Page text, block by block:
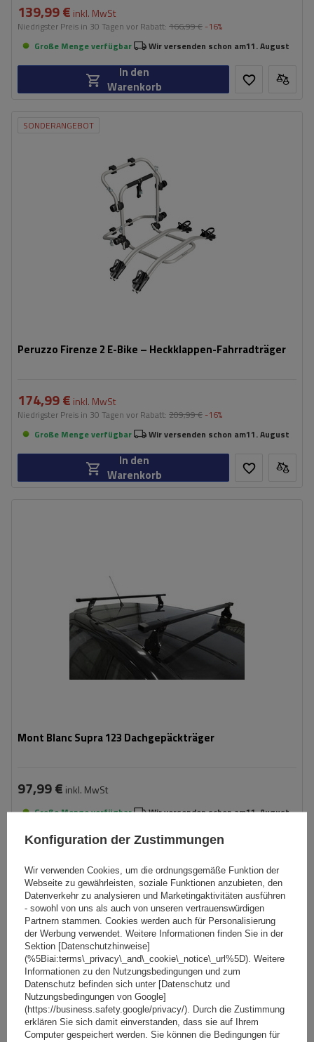
139,99 € inkl. MwSt
Niedrigster Preis in 30 Tagen vor Rabatt: 166,99 € -16%
Große Menge verfügbar
Wir versenden schon am11. August
In den
Warenkorb
SONDERANGEBOT
Peruzzo Firenze 2 E-Bike – Heckklappen-Fahrradträger
45 kg
kompatibel mit Elektrofahrrädern
Aluminiumkonstruktion
174,99 € inkl. MwSt
Niedrigster Preis in 30 Tagen vor Rabatt: 209,99 € -16%
Große Menge verfügbar
Wir versenden schon am11. August
In den
Warenkorb
Mont Blanc Supra 123 Dachgepäckträger
97,99 € inkl. MwSt
Große Menge verfügbar Wir versenden schon am11. August
In den
SCHNÄPPCHEN
Konfiguration der Zustimmungen
Wir verwenden Cookies, um die ordnungsgemäße Funktion der
Webseite zu gewährleisten, soziale Funktionen anzubieten, den
Datenverkehr zu analysieren und Marketingaktivitäten ausführen
- sowohl von uns als auch von unseren vertrauenswürdigen
Partnern stammen. Cookies werden auch für Personalisierung
der Werbung verwendet. Weitere Informationen finden Sie in der
Sektion [Datenschutzhinweise]
(%5Biai:terms\_privacy\_and\_cookie\_notice\_url%5D). Weitere
Informationen zu den Nutzungsbedingungen und zum
Datenschutz befinden sich unter [Datenschutz und
Nutzungsbedingungen von Google]
(https://business.safety.google/privacy/). Durch die Zustimmung
erklären Sie sich damit einverstanden, dass sie auf Ihrem
Computer gespeichert werden. Sie können die Bedingungen für